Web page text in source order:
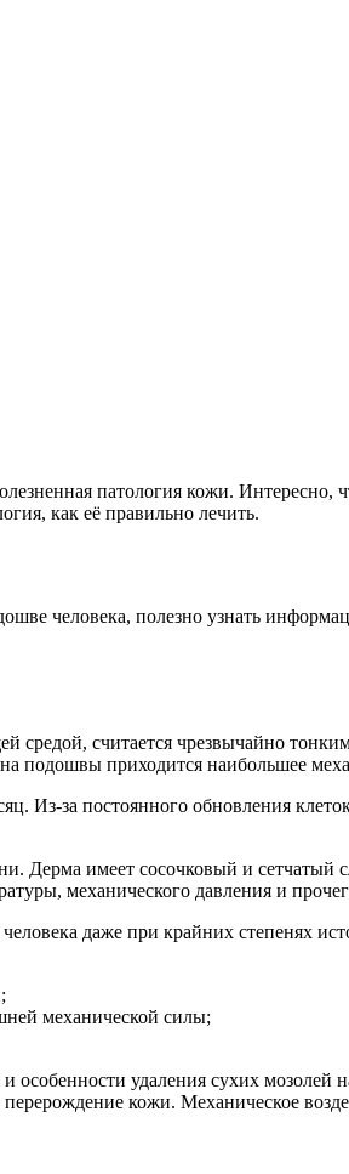
патология кожи.
как её правильно лечить.
человека, полезно узнать
средой, считается чрезвычайно
подошвы приходится наибольшее
Из-за постоянного обновления
Дерма имеет сосочковый и
механического давления и
человека даже при крайних
механической силы;
особенности удаления сухих
кожи. Механическое